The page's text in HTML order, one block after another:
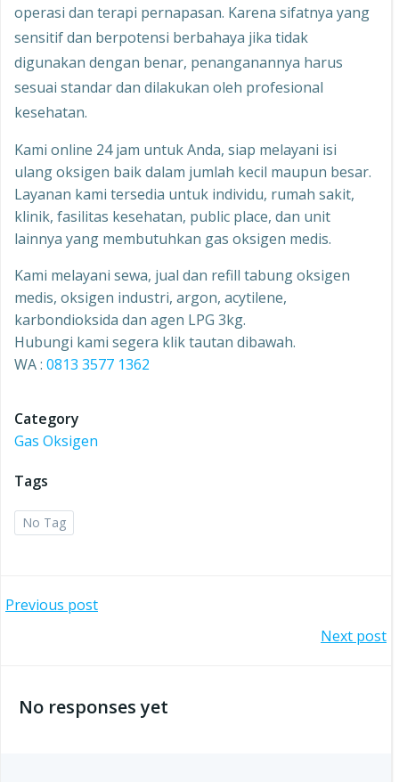
operasi dan terapi pernapasan. Karena sifatnya yang
sensitif dan berpotensi berbahaya jika tidak
digunakan dengan benar, penanganannya harus
sesuai standar dan dilakukan oleh profesional
kesehatan.
Kami online 24 jam untuk Anda, siap melayani isi
ulang oksigen baik dalam jumlah kecil maupun besar.
Layanan kami tersedia untuk individu, rumah sakit,
klinik, fasilitas kesehatan, public place, dan unit
lainnya yang membutuhkan gas oksigen medis.
Kami melayani sewa, jual dan refill tabung oksigen
medis, oksigen industri, argon, acytilene,
karbondioksida dan agen LPG 3kg.
Hubungi kami segera klik tautan dibawah.
WA : 0813 3577 1362
Category
Gas Oksigen
Tags
No Tag
Post
Previous post
navigation
Next post
No responses yet